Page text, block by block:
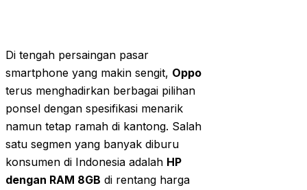
Di tengah persaingan pasar
smartphone yang makin sengit, Oppo
terus menghadirkan berbagai pilihan
ponsel dengan spesifikasi menarik
namun tetap ramah di kantong. Salah
satu segmen yang banyak diburu
konsumen di Indonesia adalah HP
dengan RAM 8GB di rentang harga